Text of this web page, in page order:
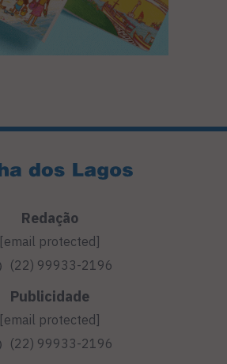
Redação
[email protected]
(22) 99933-2196
Publicidade
[email protected]
(22) 99933-2196